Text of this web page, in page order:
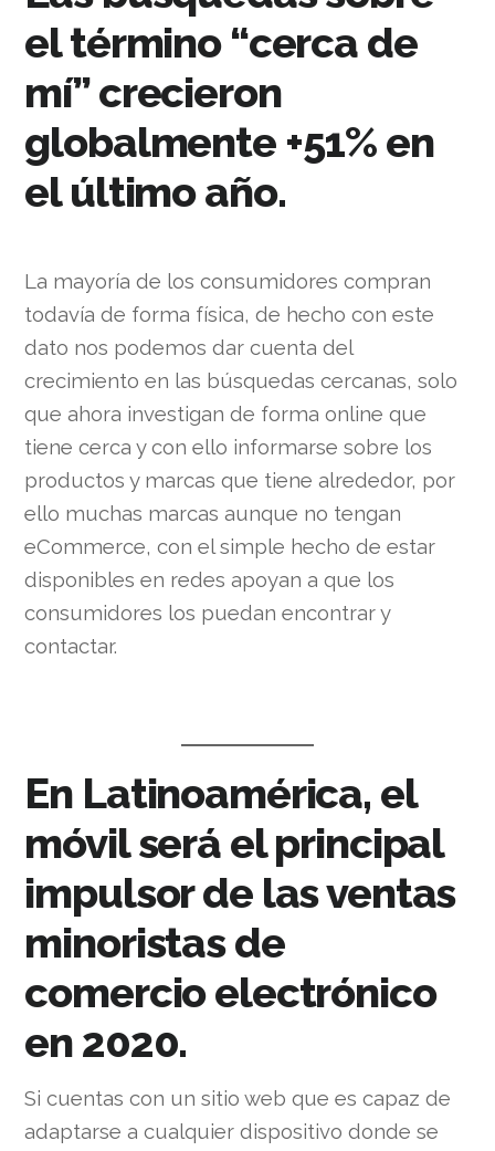
el término “cerca de
mí” crecieron
globalmente +51% en
el último año.
La mayoría de los consumidores compran
todavía de forma física, de hecho con este
dato nos podemos dar cuenta del
crecimiento en las búsquedas cercanas, solo
que ahora investigan de forma online que
tiene cerca y con ello informarse sobre los
productos y marcas que tiene alrededor, por
ello muchas marcas aunque no tengan
eCommerce, con el simple hecho de estar
disponibles en redes apoyan a que los
consumidores los puedan encontrar y
contactar.
En Latinoamérica, el
móvil será el principal
impulsor de las ventas
minoristas de
comercio electrónico
en 2020.
Si cuentas con un sitio web que es capaz de
adaptarse a cualquier dispositivo donde se